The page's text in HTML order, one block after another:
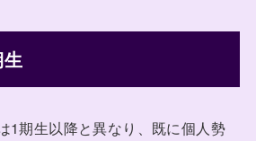
1期生以降と異なり、既に個人勢